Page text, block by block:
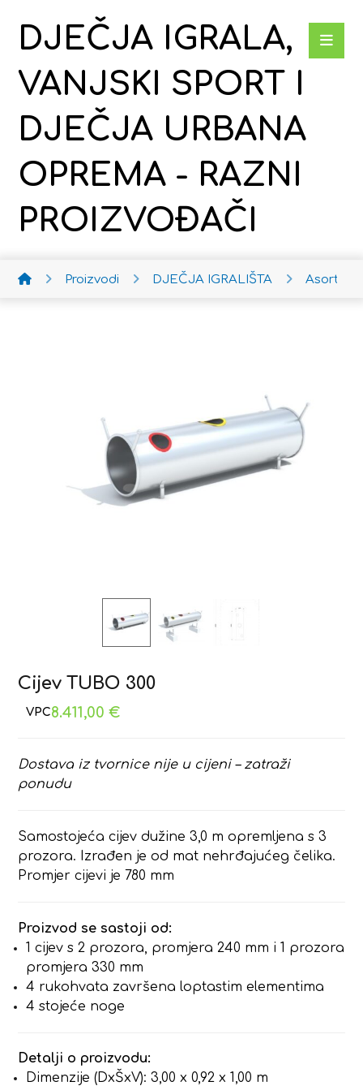
DJEČJA IGRALA,
VANJSKI SPORT I
DJEČJA URBANA
OPREMA - RAZNI
PROIZVOĐAČI
Proizvodi DJEČJA IGRALIŠTA
Cijev TUBO 300
8.411,00€
Dostava iz tvornice nije u cijeni – zatraži
ponudu
Samostojeća cijev dužine 3,0 m opremljena s 3
prozora. Izrađen je od mat nehrđajućeg čelika.
Promjer cijevi je 780 mm
Proizvod se sastoji od:
1 cijev s 2 prozora, promjera 240 mm i 1 prozora
promjera 330 mm
4 rukohvata završena loptastim elementima
4 stojeće noge
Detalji o proizvodu:
Dimenzije (DxŠxV): 3,00 x 0,92 x 1,00 m